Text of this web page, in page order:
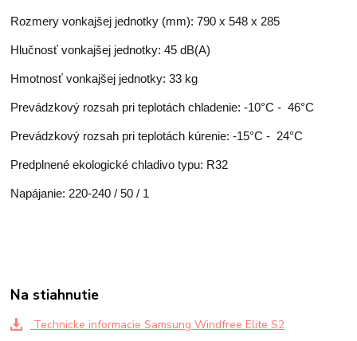
Rozmery vonkajšej jednotky (mm): 790 x 548 x 285
Hlučnosť vonkajšej jednotky: 45 dB(A)
Hmotnosť vonkajšej jednotky: 33 kg
Prevádzkový rozsah pri teplotách chladenie: -10°C - 46°C
Prevádzkový rozsah pri teplotách kúrenie: -15°C - 24°C
Predplnené ekologické chladivo typu: R32
Napájanie: 220-240 / 50 / 1
Na stiahnutie
Technicke informacie Samsung Windfree Elite S2